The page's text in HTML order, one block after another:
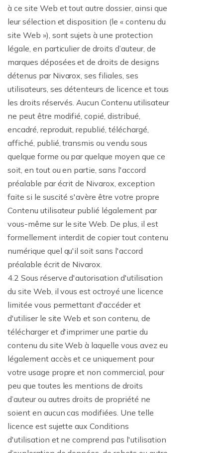
à ce site Web et tout autre dossier, ainsi que
leur sélection et disposition (le « contenu du
site Web »), sont sujets à une protection
légale, en particulier de droits d’auteur, de
marques déposées et de droits de designs
détenus par Nivarox, ses filiales, ses
utilisateurs, ses détenteurs de licence et tous
les droits réservés. Aucun Contenu utilisateur
ne peut être modifié, copié, distribué,
encadré, reproduit, republié, téléchargé,
affiché, publié, transmis ou vendu sous
quelque forme ou par quelque moyen que ce
soit, en tout ou en partie, sans l'accord
préalable par écrit de Nivarox, exception
faite si le suscité s'avère être votre propre
Contenu utilisateur publié légalement par
vous-même sur le site Web. De plus, il est
formellement interdit de copier tout contenu
numérique quel qu'il soit sans l'accord
préalable écrit de Nivarox.
4.2 Sous réserve d'autorisation d'utilisation
du site Web, il vous est octroyé une licence
limitée vous permettant d'accéder et
d'utiliser le site Web et son contenu, de
télécharger et d'imprimer une partie du
contenu du site Web à laquelle vous avez eu
légalement accès et ce uniquement pour
votre usage propre et non commercial, pour
peu que toutes les mentions de droits
d’auteur ou autres droits de propriété ne
soient en aucun cas modifiées. Une telle
licence est sujette aux Conditions
d'utilisation et ne comprend pas l'utilisation